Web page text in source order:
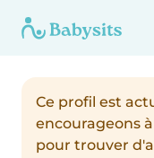
Ce profil est
encourageons
pour trouver